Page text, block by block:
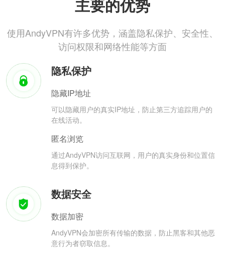
主要的优势
使用AndyVPN有许多优势，涵盖隐私保护、安全性、
访问权限和网络性能等方面
隐私保护
隐藏IP地址
可以隐藏用户的真实IP地址，防止第三方追踪用户的
在线活动。
匿名浏览
通过AndyVPN访问互联网，用户的真实身份和位置信
息得到保护。
数据安全
数据加密
AndyVPN会加密所有传输的数据，防止黑客和其他恶
意行为者窃取信息。